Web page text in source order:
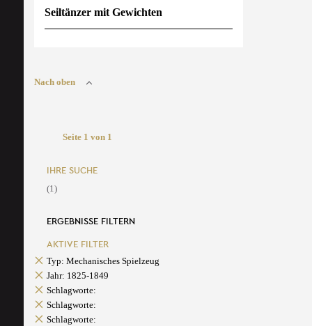
Seiltänzer mit Gewichten
Nach oben
Seite 1 von 1
IHRE SUCHE
(1)
ERGEBNISSE FILTERN
AKTIVE FILTER
Typ: Mechanisches Spielzeug
Jahr: 1825-1849
Schlagworte:
Schlagworte:
Schlagworte: